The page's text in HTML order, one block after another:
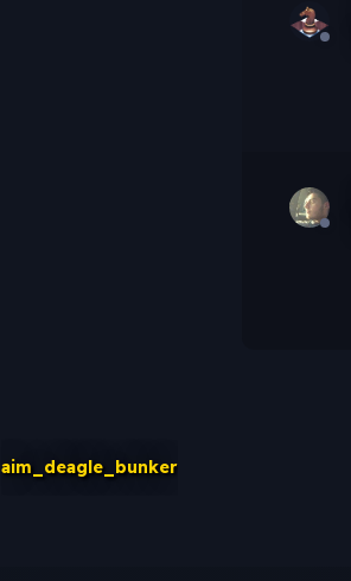
aim_deagle_bunker